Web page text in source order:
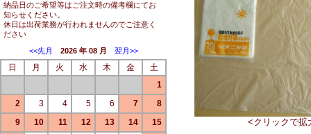
納品日のご希望等はご注文時の備考欄にてお
知らせください。
休日は出荷業務が行われませんのでご注意く
ださい
<<先月
2026 年 08 月 翌月>>
日 月 火 水 木 金
土
1
2
3 4 5 6 7
8
9
10 11 12 13 14
15
<クリックで拡